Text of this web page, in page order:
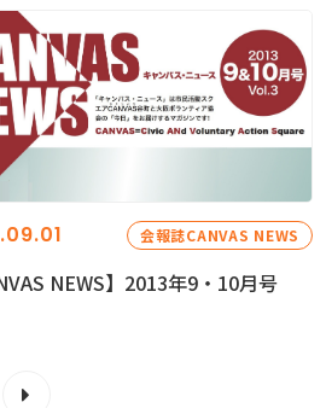
会報誌CANVAS NEWS
NEWS】2013年9・10月号